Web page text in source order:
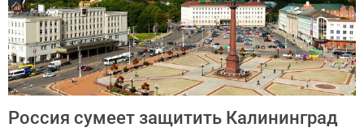
Россия сумеет защитить Калининград